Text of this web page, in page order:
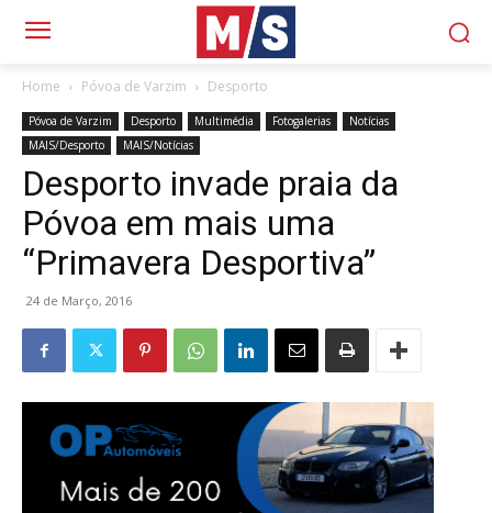
Home Póvoa de Varzim Desporto
Póvoa de Varzim Desporto Multimédia Fotogalerias
Notícias
MAIS/Desporto
MAIS/Notícias
Desporto invade praia da
Póvoa em mais uma
“Primavera Desportiva”
24 de Março, 2016